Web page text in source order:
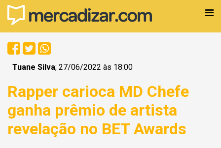
Tuane Silva; 27/06/2022 às 18:00
Rapper carioca MD Chefe
ganha prêmio de artista
revelação no BET Awards